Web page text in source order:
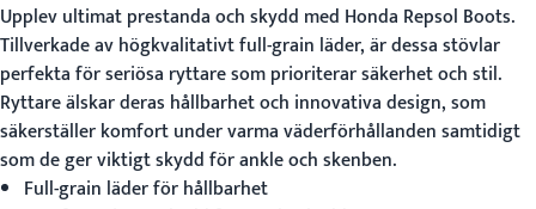
Upplev ultimat prestanda och skydd med Honda Repsol Boots.
Tillverkade av högkvalitativt full-grain läder, är dessa stövlar
perfekta för seriösa ryttare som prioriterar säkerhet och stil.
Ryttare älskar deras hållbarhet och innovativa design, som
säkerställer komfort under varma väderförhållanden samtidigt
som de ger viktigt skydd för ankle och skenben.
Full-grain läder för hållbarhet